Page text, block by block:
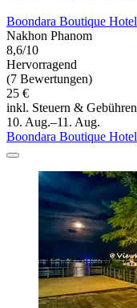
Boondara Boutique Hotel
Nakhon Phanom
8,6/10
Hervorragend
(7 Bewertungen)
25 €
inkl. Steuern & Gebühren
10. Aug.–11. Aug.
Boondara Boutique Hotel